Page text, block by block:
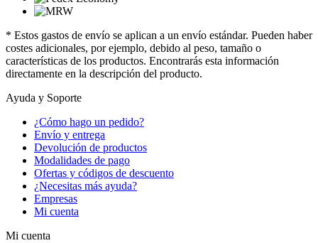
* Estos gastos de envío se aplican a un envío estándar. Pueden haber
costes adicionales, por ejemplo, debido al peso, tamaño o
características de los productos. Encontrarás esta información
directamente en la descripción del producto.
Ayuda y Soporte
¿Cómo hago un pedido?
Envío y entrega
Devolución de productos
Modalidades de pago
Ofertas y códigos de descuento
¿Necesitas más ayuda?
Empresas
Mi cuenta
Mi cuenta